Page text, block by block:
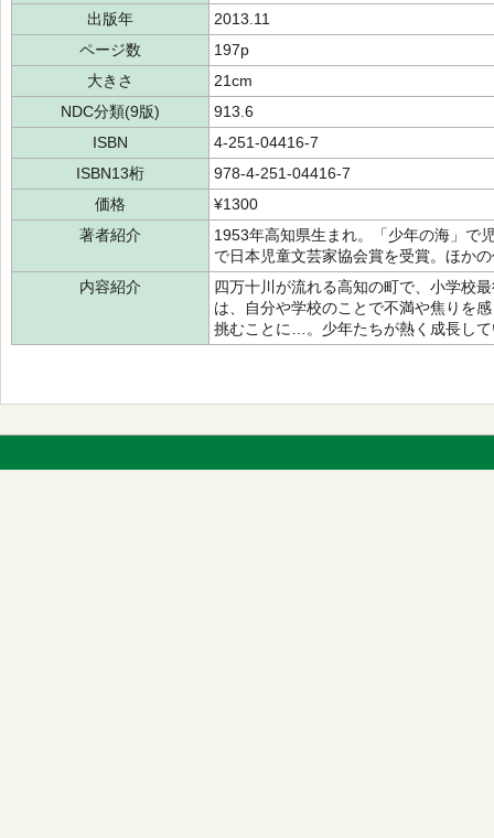
出版年
2013.11
ページ数
197p
大きさ
21cm
NDC分類(9版)
913.6
ISBN
4-251-04416-7
ISBN13桁
978-4-251-04416-7
価格
¥1300
著者紹介
1953年高知県生まれ。「少年の海」で
で日本児童文芸家協会賞を受賞。ほか
内容紹介
四万十川が流れる高知の町で、小学校
は、自分や学校のことで不満や焦りを
挑むことに…。少年たちが熱く成長し